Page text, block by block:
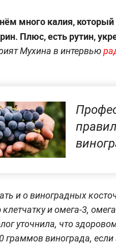
много калия,
Плюс, есть рутин,
Мухина в интервью
и о виноградных
и омега-3,
уточнила, что
граммов винограда,